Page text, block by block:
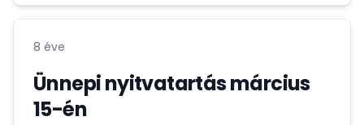
8 éve
Ünnepi nyitvatartás március
15-én